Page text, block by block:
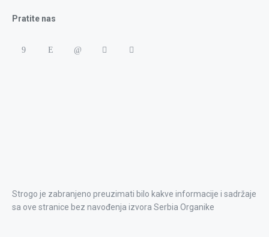
Pratite nas
Strogo je zabranjeno preuzimati bilo kakve informacije i sadržaje
sa ove stranice bez navođenja izvora Serbia Organike